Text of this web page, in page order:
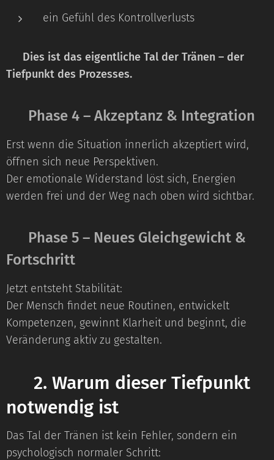
ein Gefühl des Kontrollverlusts
Dies ist das eigentliche Tal der Tränen – der
Tiefpunkt des Prozesses.
🔹 Phase 4 – Akzeptanz & Integration
Erst wenn die Situation innerlich akzeptiert wird,
öffnen sich neue Perspektiven.
Der emotionale Widerstand löst sich, Energien
werden frei und der Weg nach oben wird sichtbar.
🔹 Phase 5 – Neues Gleichgewicht &
Fortschritt
Jetzt entsteht Stabilität:
Der Mensch findet neue Routinen, entwickelt
Kompetenzen, gewinnt Klarheit und beginnt, die
Veränderung aktiv zu gestalten.
2. Warum dieser Tiefpunkt
notwendig ist
Das Tal der Tränen ist kein Fehler, sondern ein
psychologisch normaler Schritt: